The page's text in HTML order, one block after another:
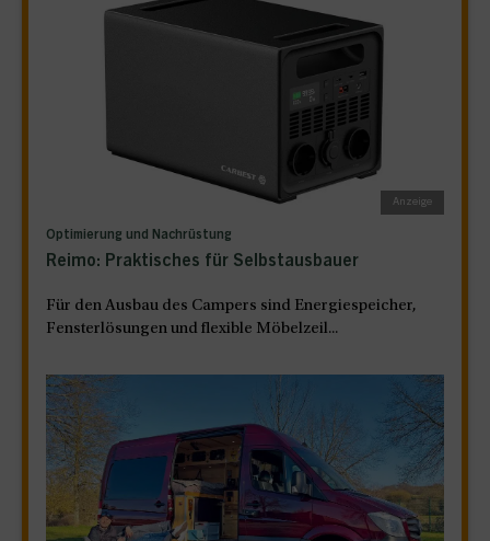
Optimierung und Nachrüstung
Reimo: Praktisches für Selbstausbauer
Für den Ausbau des Campers sind Energiespeicher,
Fensterlösungen und flexible Möbelzeil...